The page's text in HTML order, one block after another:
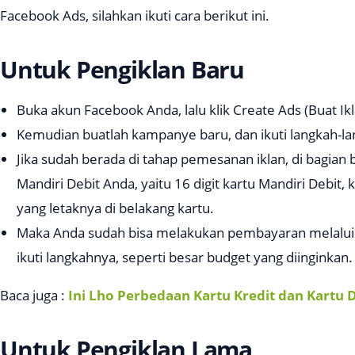
Facebook Ads, silahkan ikuti cara berikut ini.
Untuk Pengiklan Baru
Buka akun Facebook Anda, lalu klik Create Ads(Buat
Kemudian buatlah kampanye baru, dan ikuti langkah-
Jika sudah berada di tahap pemesanan iklan, di
Mandiri Debit Anda, yaitu 16 digit kartu Mandiri Debit,
yang letaknya di belakang kartu.
Maka Anda sudah bisa melakukan pembayaran
ikuti langkahnya, seperti besar budget yang diinginkan.
Baca juga : Ini Lho Perbedaan Kartu Kredit dan Kartu